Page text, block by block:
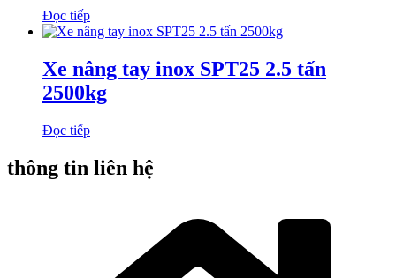
Đọc tiếp
Xe nâng tay inox SPT25 2.5 tấn
2500kg
Đọc tiếp
thông tin liên hệ